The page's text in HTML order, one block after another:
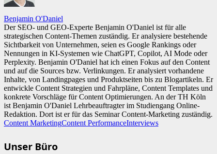
Benjamin O'Daniel
Der SEO- und GEO-Experte Benjamin O'Daniel ist für alle
strategischen Content-Themen zuständig. Er analysiere bestehende
Sichtbarkeit von Unternehmen, seien es Google Rankings oder
Nennungen in KI-Systemen wie ChatGPT, Copilot, AI Mode oder
Perplexity. Benjamin O'Daniel hat ich einen Fokus auf den Content
und auf die Sources bzw. Verlinkungen. Er analysiert vorhandene
Inhalte, von Landingpages und Produktseiten bis zu Blogartikeln. Er
entwickle Content Strategien und Fahrpläne, Content Templates und
konkrete Vorschläge für Content Optimierungen. An der TH Köln
ist Benjamin O'Daniel Lehrbeauftragter im Studiengang Online-
Redaktion. Dort ist er für das Seminar Content-Marketing zuständig.
Content MarketingContent PerformanceInterviews
Unser Büro